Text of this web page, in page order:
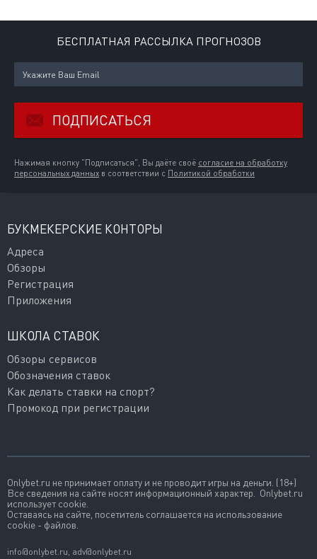
БЕСПЛАТНАЯ РАССЫЛКА ПРОГНОЗОВ
ПОДПИСАТЬСЯ
Нажимая кнопку "Подписаться", Вы даёте своё согласие на обработку
персональных данных в соответствии с Политикой обработки
БУКМЕКЕРСКИЕ КОНТОРЫ
Адреса
Обзоры
Регистрация
Приложения
ШКОЛА СТАВОК
Обзоры сервисов
Обозначения ставок
Как делать ставки на спорт?
Промокод при регистрации
Onlybet.ru не принимает оплату и не проводит игры на деньги. (18+)
Все сведения на сайте носят информационный характер. Onlybet.ru
использует cookie.
Оставаясь на сайте, посетитель соглашается на использование
cookie - файлов.
info@onlybet.ru, adv@onlybet.ru